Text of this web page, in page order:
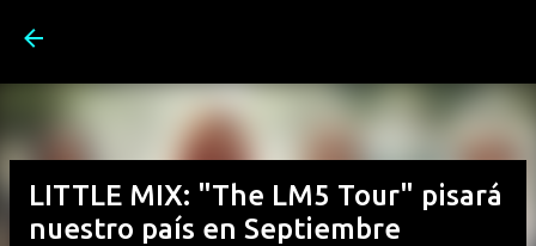
LITTLE MIX: "The LM5 Tour" pisará
nuestro país en Septiembre